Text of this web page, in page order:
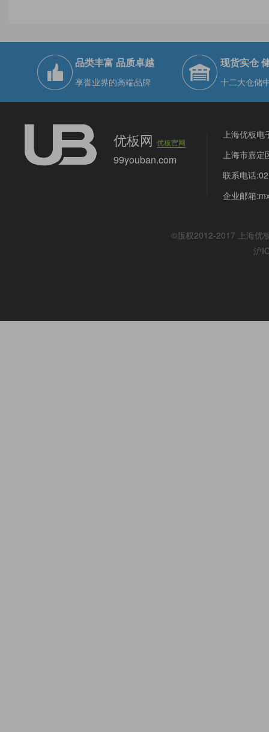
品类丰富 品质卓越
享誉业界的高端品牌
现货实仓
十二大仓储
优板网优板官网
99youban.com
上海优板电
上海市嘉定
联系电话
企业邮箱
©版权2012-2017 上海优
沪